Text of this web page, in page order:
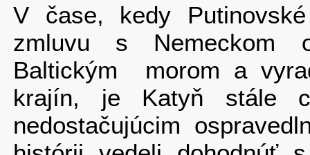
V čase, kedy
zmluvu s Nemeckom
Baltickým morom a
krajín, je Katyň stále
nedostačujúcim